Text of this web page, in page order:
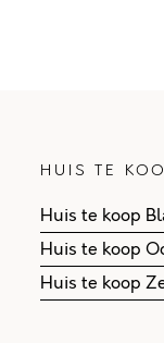
HUIS TE
Huis te koop
Huis te koop
Huis te koop